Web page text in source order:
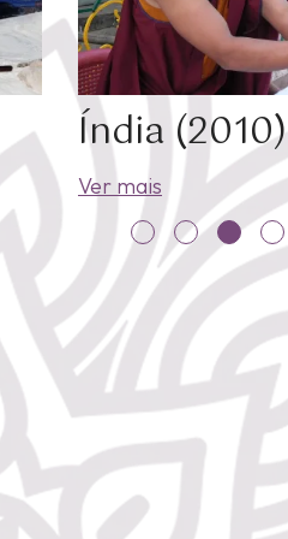
Índia (2010)
Ver mais